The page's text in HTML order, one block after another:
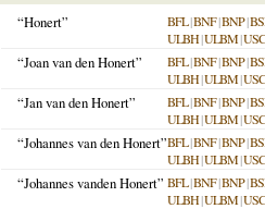
“Honert”
BFL|BNF|BNP|
ULBH|ULBM|USC
“Joan van den Honert” BFL|BNF|BNP|
ULBH|ULBM|USC
“Jan van den Honert” BFL|BNF|BNP|
ULBH|ULBM|USC
“Johannes van den Honert”BFL|BNF|BNP|
ULBH|ULBM|USC
“Johannes vanden Honert” BFL|BNF|BNP|
ULBH|ULBM|USC